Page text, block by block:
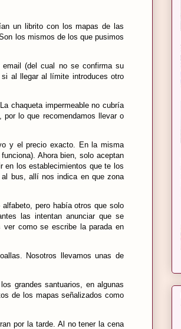
un librito con los mapas de las
los mismos de los que pusimos
(del cual no se confirma su
al llegar al límite introduces otro
chaqueta impermeable no cubría
lo que recomendamos llevar o
y el precio exacto. En la misma
Ahora bien, solo aceptan
en los establecimientos que te los
bus, allí nos indica en que zona
pero había otros que solo
las intentan anunciar que se
ver como se escribe la parada en
Nosotros llevamos unas de
grandes santuarios, en algunas
de los mapas señalizados como
por la tarde. Al no tener la cena